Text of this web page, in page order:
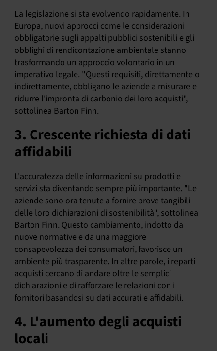
La legislazione si sta evolvendo rapidamente. In
Europa, nuovi approcci come le considerazioni
obbligatorie sugli appalti pubblici sostenibili e gli
obblighi di rendicontazione ambientale stanno
trasformando un approccio volontario in un
imperativo legale. "Questi requisiti, direttamente o
indirettamente, obbligano le aziende a misurare e
ridurre l'impronta di carbonio dei loro acquisti",
sottolinea Barton Finn.
3. Crescente richiesta di dati
affidabili
L'accuratezza delle informazioni su prodotti e
servizi sta diventando sempre più importante. "Le
aziende sono ora tenute a fornire prove tangibili
delle loro dichiarazioni di sostenibilità", sottolinea
Barton Finn. Questo cambiamento, indotto da
nuove normative e da una maggiore
consapevolezza dei consumatori, favorisce un
ambiente più trasparente. In altre parole, i reparti
acquisti cercano di andare oltre le semplici
dichiarazioni e di rafforzare le relazioni con i
fornitori basandosi su dati accurati e affidabili.
4. L'aumento degli acquisti
locali